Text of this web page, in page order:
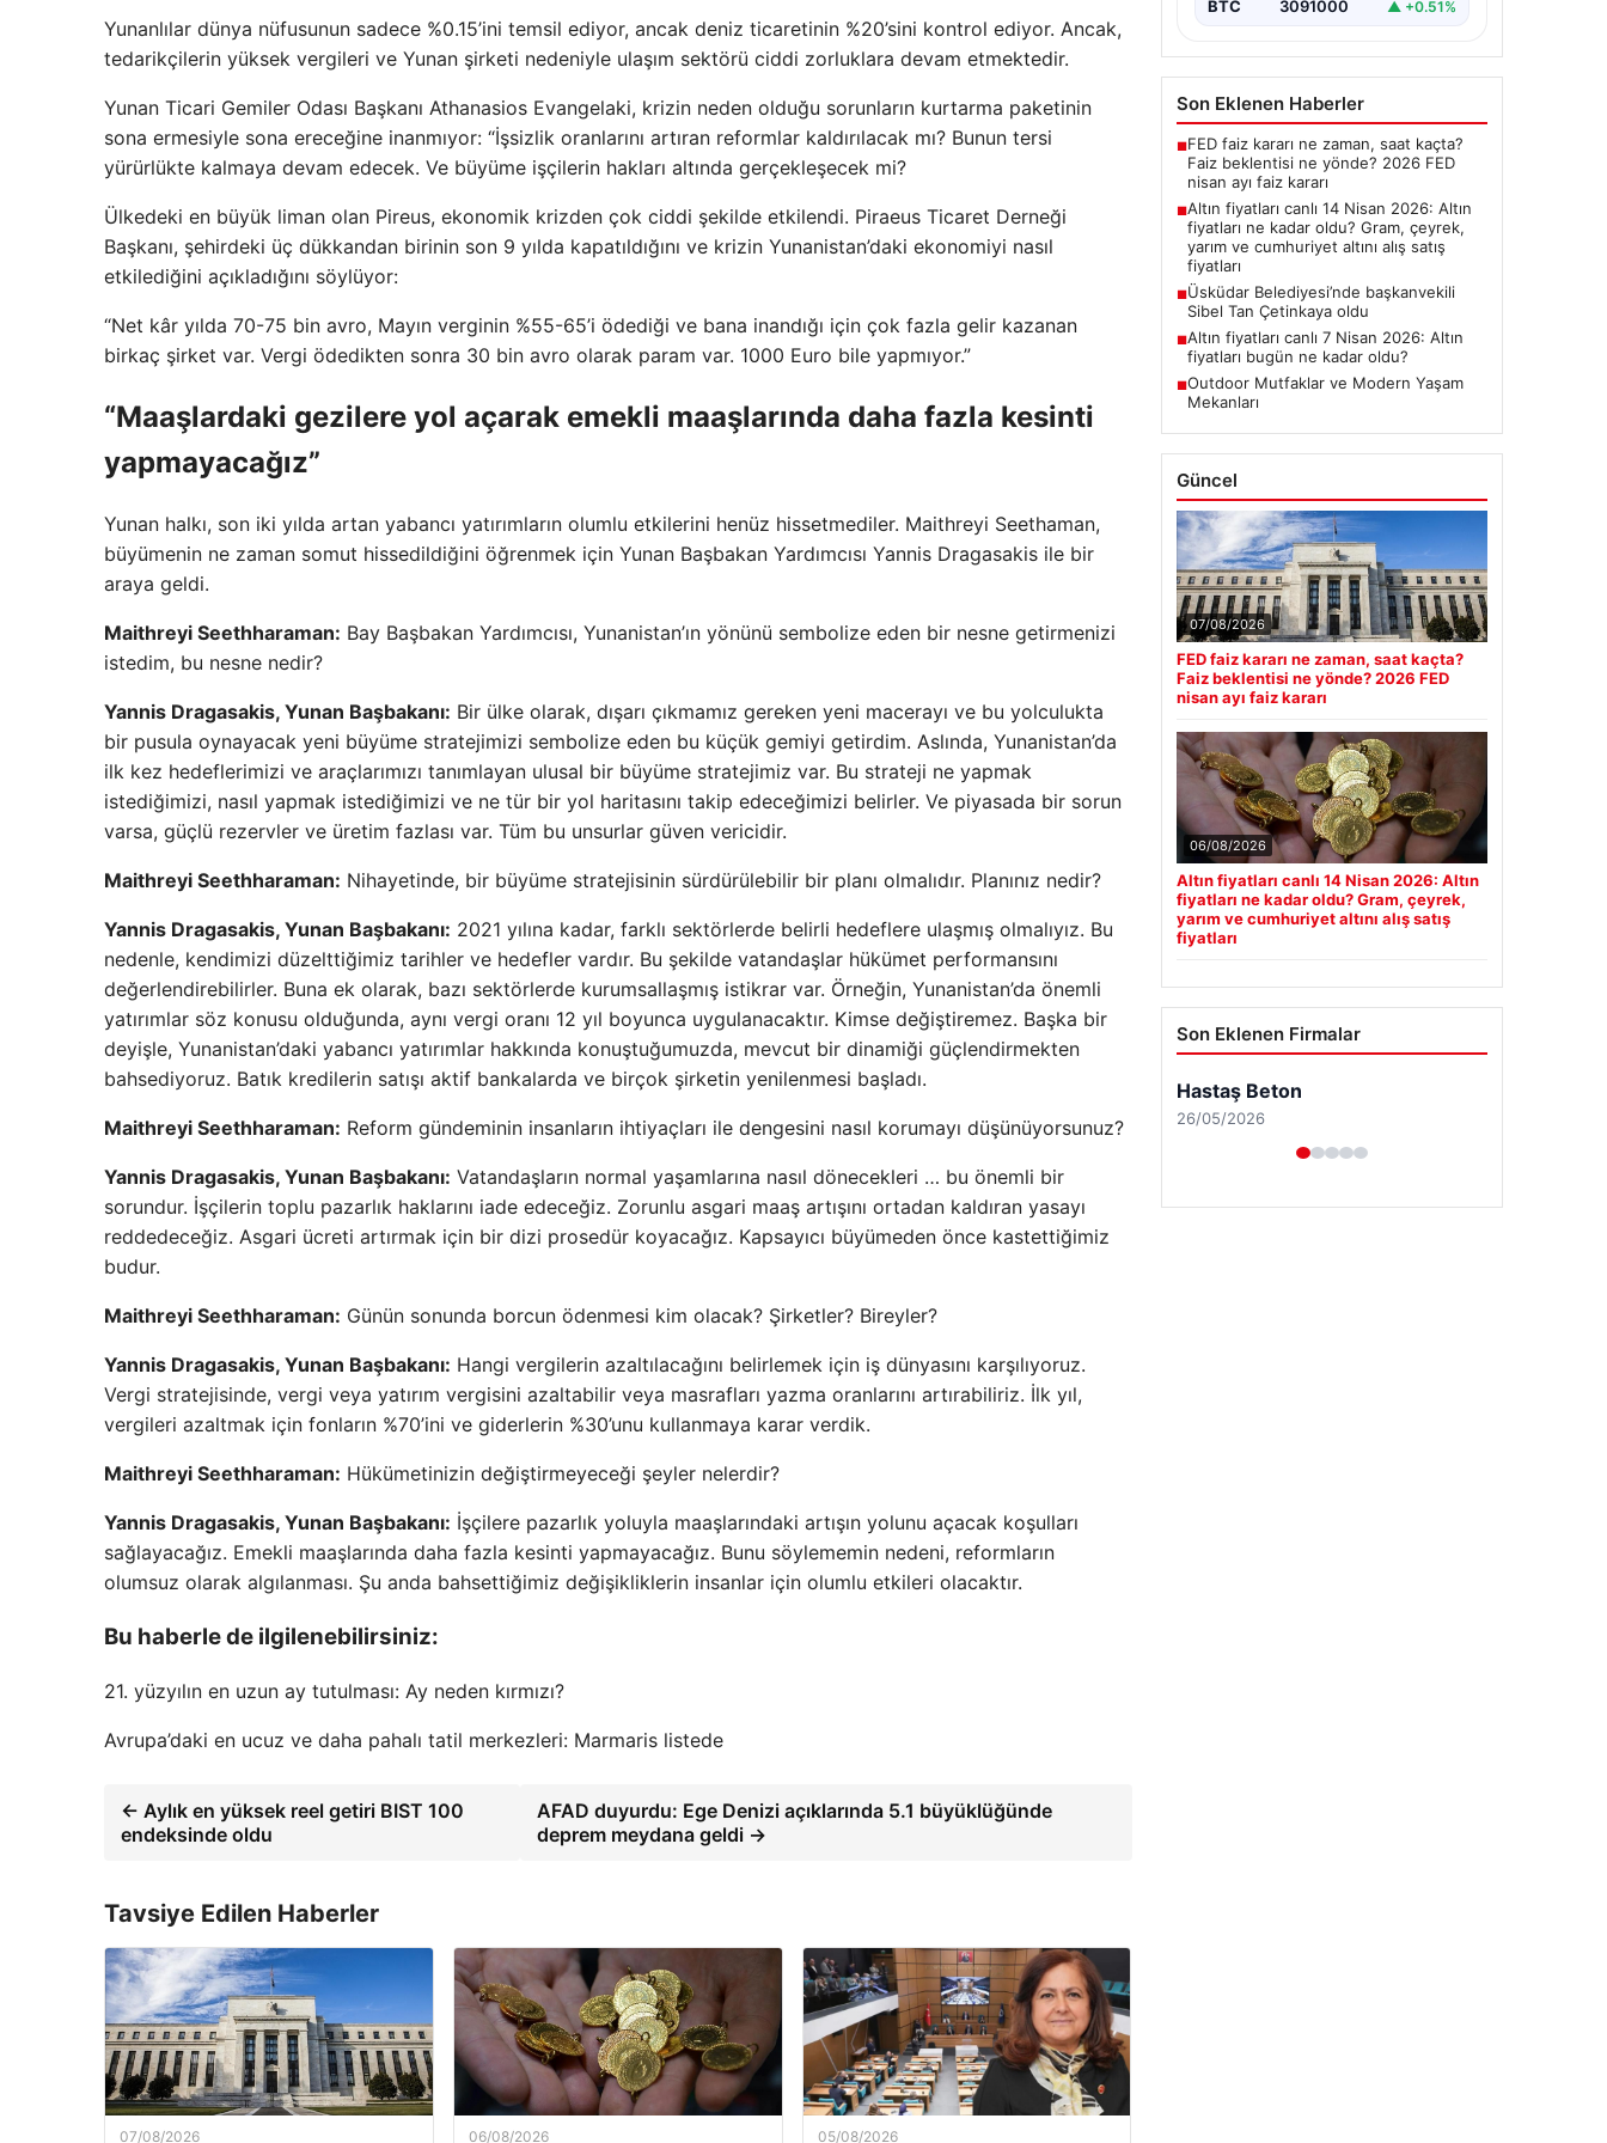
Yunanlılar dünya nüfusunun sadece %0.15’ini temsil ediyor, ancak deniz ticaretinin %20’sini kontrol ediyor. Ancak,
tedarikçilerin yüksek vergileri ve Yunan şirketi nedeniyle ulaşım sektörü ciddi zorluklara devam etmektedir.
Yunan Ticari Gemiler Odası Başkanı Athanasios Evangelaki, krizin neden olduğu sorunların kurtarma paketinin
sona ermesiyle sona ereceğine inanmıyor: “İşsizlik oranlarını artıran reformlar kaldırılacak mı? Bunun tersi
yürürlükte kalmaya devam edecek. Ve büyüme işçilerin hakları altında gerçekleşecek mi?
Ülkedeki en büyük liman olan Pireus, ekonomik krizden çok ciddi şekilde etkilendi. Piraeus Ticaret Derneği
Başkanı, şehirdeki üç dükkandan birinin son 9 yılda kapatıldığını ve krizin Yunanistan’daki ekonomiyi nasıl
etkilediğini açıkladığını söylüyor:
“Net kâr yılda 70-75 bin avro, Mayın verginin %55-65’i ödediği ve bana inandığı için çok fazla gelir kazanan
birkaç şirket var. Vergi ödedikten sonra 30 bin avro olarak param var. 1000 Euro bile yapmıyor.”
“Maaşlardaki gezilere yol açarak emekli maaşlarında daha fazla kesinti
yapmayacağız”
Yunan halkı, son iki yılda artan yabancı yatırımların olumlu etkilerini henüz hissetmediler. Maithreyi Seethaman,
büyümenin ne zaman somut hissedildiğini öğrenmek için Yunan Başbakan Yardımcısı Yannis Dragasakis ile bir
araya geldi.
Maithreyi Seethharaman: Bay Başbakan Yardımcısı, Yunanistan’ın yönünü sembolize eden bir nesne getirmenizi
istedim, bu nesne nedir?
Yannis Dragasakis, Yunan Başbakanı: Bir ülke olarak, dışarı çıkmamız gereken yeni macerayı ve bu yolculukta
bir pusula oynayacak yeni büyüme stratejimizi sembolize eden bu küçük gemiyi getirdim. Aslında, Yunanistan’da
ilk kez hedeflerimizi ve araçlarımızı tanımlayan ulusal bir büyüme stratejimiz var. Bu strateji ne yapmak
istediğimizi, nasıl yapmak istediğimizi ve ne tür bir yol haritasını takip edeceğimizi belirler. Ve piyasada bir sorun
varsa, güçlü rezervler ve üretim fazlası var. Tüm bu unsurlar güven vericidir.
Maithreyi Seethharaman: Nihayetinde, bir büyüme stratejisinin sürdürülebilir bir planı olmalıdır. Planınız nedir?
Yannis Dragasakis, Yunan Başbakanı: 2021 yılına kadar, farklı sektörlerde belirli hedeflere ulaşmış olmalıyız. Bu
nedenle, kendimizi düzelttiğimiz tarihler ve hedefler vardır. Bu şekilde vatandaşlar hükümet performansını
değerlendirebilirler. Buna ek olarak, bazı sektörlerde kurumsallaşmış istikrar var. Örneğin, Yunanistan’da önemli
yatırımlar söz konusu olduğunda, aynı vergi oranı 12 yıl boyunca uygulanacaktır. Kimse değiştiremez. Başka bir
deyişle, Yunanistan’daki yabancı yatırımlar hakkında konuştuğumuzda, mevcut bir dinamiği güçlendirmekten
bahsediyoruz. Batık kredilerin satışı aktif bankalarda ve birçok şirketin yenilenmesi başladı.
Maithreyi Seethharaman: Reform gündeminin insanların ihtiyaçları ile dengesini nasıl korumayı düşünüyorsunuz?
Yannis Dragasakis, Yunan Başbakanı: Vatandaşların normal yaşamlarına nasıl dönecekleri … bu önemli bir
sorundur. İşçilerin toplu pazarlık haklarını iade edeceğiz. Zorunlu asgari maaş artışını ortadan kaldıran yasayı
reddedeceğiz. Asgari ücreti artırmak için bir dizi prosedür koyacağız. Kapsayıcı büyümeden önce kastettiğimiz
budur.
Maithreyi Seethharaman: Günün sonunda borcun ödenmesi kim olacak? Şirketler? Bireyler?
Yannis Dragasakis, Yunan Başbakanı: Hangi vergilerin azaltılacağını belirlemek için iş dünyasını karşılıyoruz.
Vergi stratejisinde, vergi veya yatırım vergisini azaltabilir veya masrafları yazma oranlarını artırabiliriz. İlk yıl,
vergileri azaltmak için fonların %70’ini ve giderlerin %30’unu kullanmaya karar verdik.
Maithreyi Seethharaman: Hükümetinizin değiştirmeyeceği şeyler nelerdir?
Yannis Dragasakis, Yunan Başbakanı: İşçilere pazarlık yoluyla maaşlarındaki artışın yolunu açacak koşulları
sağlayacağız. Emekli maaşlarında daha fazla kesinti yapmayacağız. Bunu söylememin nedeni, reformların
olumsuz olarak algılanması. Şu anda bahsettiğimiz değişikliklerin insanlar için olumlu etkileri olacaktır.
Bu haberle de ilgilenebilirsiniz:
21. yüzyılın en uzun ay tutulması: Ay neden kırmızı?
Avrupa’daki en ucuz ve daha pahalı tatil merkezleri: Marmaris listede
← Aylık en yüksek reel getiri BIST 100
endeksinde oldu
AFAD duyurdu: Ege Denizi açıklarında 5.1 büyüklüğünde
deprem meydana geldi →
Tavsiye Edilen Haberler
07/08/2026 06/08/2026 05/08/2026
BTC 3091000 ▲ +0.51%
Son Eklenen Haberler
■FED faiz kararı ne zaman, saat kaçta?
Faiz beklentisi ne yönde? 2026 FED
nisan ayı faiz kararı
■Altın fiyatları canlı 14 Nisan 2026: Altın
fiyatları ne kadar oldu? Gram, çeyrek,
yarım ve cumhuriyet altını alış satış
fiyatları
■Üsküdar Belediyesi’nde başkanvekili
Sibel Tan Çetinkaya oldu
■Altın fiyatları canlı 7 Nisan 2026: Altın
fiyatları bugün ne kadar oldu?
■Outdoor Mutfaklar ve Modern Yaşam
Mekanları
Güncel
07/08/2026
FED faiz kararı ne zaman, saat kaçta?
Faiz beklentisi ne yönde? 2026 FED
nisan ayı faiz kararı
06/08/2026
Altın fiyatları canlı 14 Nisan 2026: Altın
fiyatları ne kadar oldu? Gram, çeyrek,
yarım ve cumhuriyet altını alış satış
fiyatları
Son Eklenen Firmalar